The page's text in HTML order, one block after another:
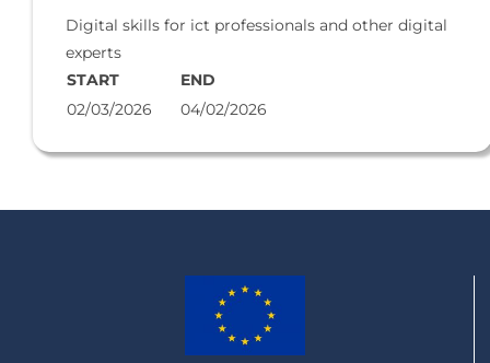
Digital skills for ict professionals and other digital
experts
START
END
02/03/2026
04/02/2026